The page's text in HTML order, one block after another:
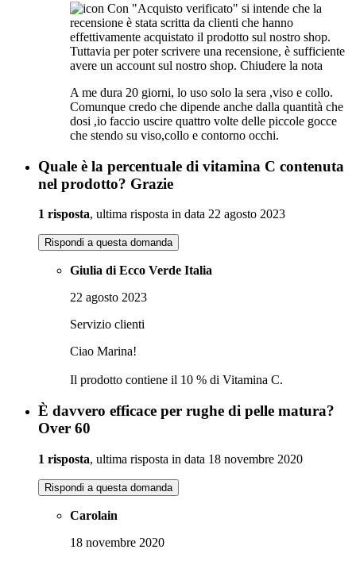
Con "Acquisto verificato" si intende che la
recensione è stata scritta da clienti che hanno
effettivamente acquistato il prodotto sul nostro shop.
Tuttavia per poter scrivere una recensione, è sufficiente
avere un account sul nostro shop. Chiudere la nota
A me dura 20 giorni, lo uso solo la sera ,viso e collo.
Comunque credo che dipende anche dalla quantità che
dosi ,io faccio uscire quattro volte delle piccole gocce
che stendo su viso,collo e contorno occhi.
Quale è la percentuale di vitamina C contenuta
nel prodotto? Grazie
1 risposta, ultima risposta in data 22 agosto 2023
Rispondi a questa domanda
Giulia di Ecco Verde Italia
22 agosto 2023
Servizio clienti
Ciao Marina!
Il prodotto contiene il 10 % di Vitamina C.
È davvero efficace per rughe di pelle matura?
Over 60
1 risposta, ultima risposta in data 18 novembre 2020
Rispondi a questa domanda
Carolain
18 novembre 2020